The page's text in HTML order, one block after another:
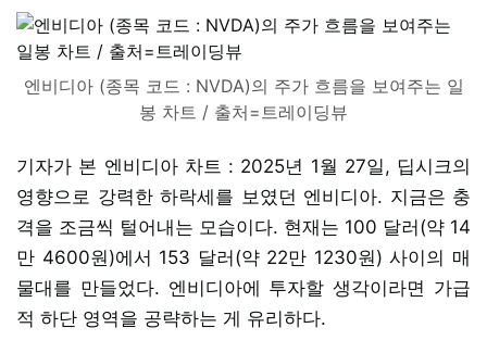
엔비디아 (종목 코드 : NVDA)의 주가 흐름을 보여주는 일
봉 차트 / 출처=트레이딩뷰
기자가 본 엔비디아 차트 : 2025년 1월 27일, 딥시크의
영향으로 강력한 하락세를 보였던 엔비디아. 지금은 충
격을 조금씩 털어내는 모습이다. 현재는 100 달러(약 14
만 4600원)에서 153 달러(약 22만 1230원) 사이의 매
물대를 만들었다. 엔비디아에 투자할 생각이라면 가급
적 하단 영역을 공략하는 게 유리하다.